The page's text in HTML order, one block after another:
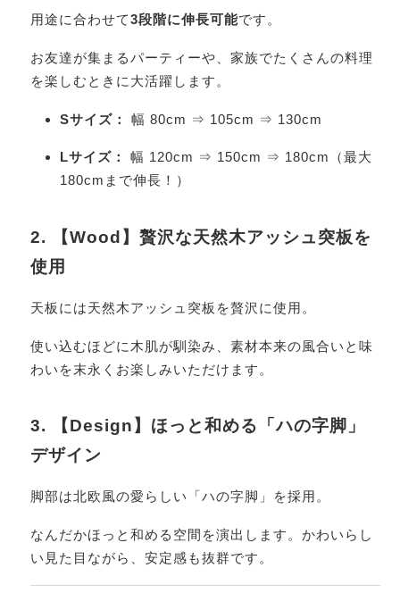
用途に合わせて3段階に伸長可能です。
お友達が集まるパーティーや、家族でたくさんの料理
を楽しむときに大活躍します。
Sサイズ： 幅 80cm ⇒ 105cm ⇒ 130cm
Lサイズ：
幅 120cm ⇒ 150cm ⇒ 180cm（最大
180cmまで伸長！）
2. 【Wood】贅沢な天然木アッシュ突板を
使用
天板には天然木アッシュ突板を贅沢に使用。
使い込むほどに木肌が馴染み、素材本来の風合いと味
わいを末永くお楽しみいただけます。
3. 【Design】ほっと和める「ハの字脚」
デザイン
脚部は北欧風の愛らしい「ハの字脚」を採用。
なんだかほっと和める空間を演出します。かわいらし
い見た目ながら、安定感も抜群です。